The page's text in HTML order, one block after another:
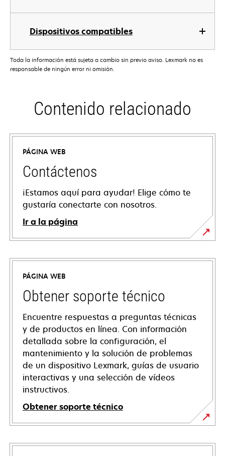
Dispositivos compatibles
Toda la información está sujeta a cambio sin previo aviso. Lexmark no es
responsable de ningún error ni omisión.
Contenido relacionado
PÁGINA WEB
Contáctenos
¡Estamos aquí para ayudar! Elige cómo te
gustaría conectarte con nosotros.
Ir a la página
PÁGINA WEB
Obtener soporte técnico
Encuentre respuestas a preguntas técnicas
y de productos en línea. Con información
detallada sobre la configuración, el
mantenimiento y la solución de problemas
de un dispositivo Lexmark, guías de usuario
interactivas y una selección de vídeos
instructivos.
Obtener soporte técnico
se
abre